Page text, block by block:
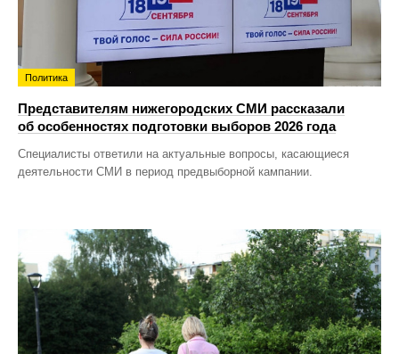
Политика
Представителям нижегородских СМИ рассказали
об особенностях подготовки выборов 2026 года
Специалисты ответили на актуальные вопросы, касающиеся
деятельности СМИ в период предвыборной кампании.